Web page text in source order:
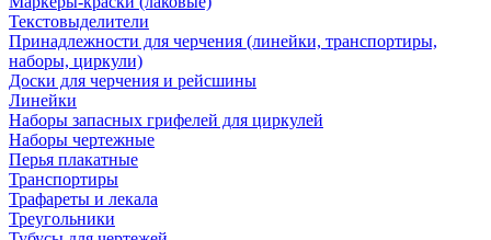
Текстовыделители
Принадлежности для черчения (линейки, транспортиры,
наборы, циркули)
Доски для черчения и рейсшины
Линейки
Наборы запасных грифелей для циркулей
Наборы чертежные
Перья плакатные
Транспортиры
Трафареты и лекала
Треугольники